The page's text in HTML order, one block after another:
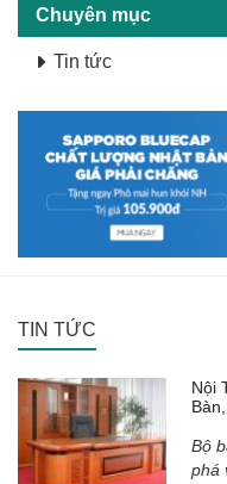
Chuyên mục
Tin tức
TIN TỨC
Nội
Bộ
phá